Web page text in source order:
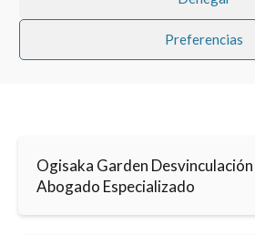
Preferencias
Ogisaka Garden
Abogado Especializado